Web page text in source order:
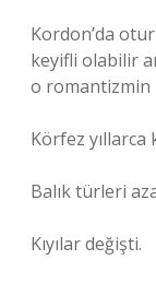
Kordon’da
keyifli olabilir
o romantizmin
Körfez
Balık türleri
Kıyılar değişti.